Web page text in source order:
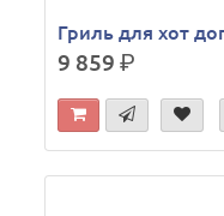
Гриль для хот
9 859р.